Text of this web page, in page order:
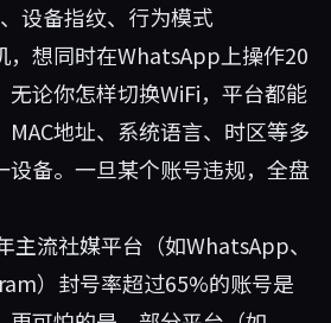
设备指纹、行为模式
，想同时在WhatsApp上操作20
论你怎样切换WiFi，平台都能
地址、系统语言、时区等多
设备。一旦某个账号违规，全盘
主流社媒平台（如WhatsApp、
）封号率超过65%的账号是